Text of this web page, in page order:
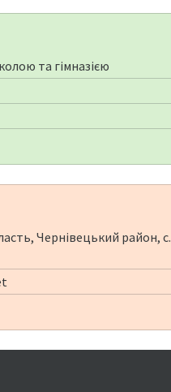
та гімназією
Чернівецький район, с.